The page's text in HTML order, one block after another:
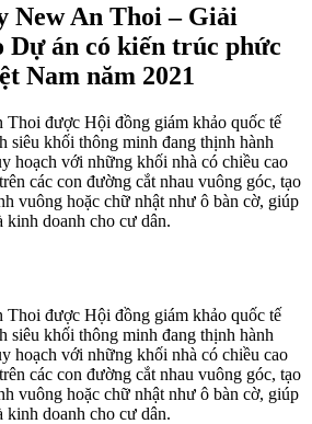
New An Thoi – Giải
Dự án có kiến trúc phức
Nam năm 2021
được Hội đồng giám khảo quốc tế
siêu khối thông minh đang thịnh hành
hoạch với những khối nhà có chiều cao
các con đường cắt nhau vuông góc, tạo
vuông hoặc chữ nhật như ô bàn cờ, giúp
kinh doanh cho cư dân.
được Hội đồng giám khảo quốc tế
siêu khối thông minh đang thịnh hành
hoạch với những khối nhà có chiều cao
các con đường cắt nhau vuông góc, tạo
vuông hoặc chữ nhật như ô bàn cờ, giúp
kinh doanh cho cư dân.